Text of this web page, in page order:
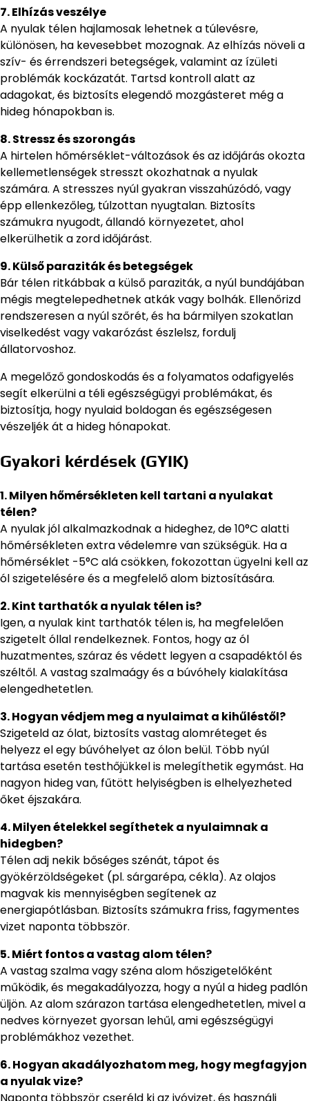
7. Elhízás veszélye
A nyulak télen hajlamosak lehetnek a túlevésre,
különösen, ha kevesebbet mozognak. Az elhízás növeli a
szív- és érrendszeri betegségek, valamint az ízületi
problémák kockázatát. Tartsd kontroll alatt az
adagokat, és biztosíts elegendő mozgásteret még a
hideg hónapokban is.
8. Stressz és szorongás
A hirtelen hőmérséklet-változások és az időjárás okozta
kellemetlenségek stresszt okozhatnak a nyulak
számára. A stresszes nyúl gyakran visszahúzódó, vagy
épp ellenkezőleg, túlzottan nyugtalan. Biztosíts
számukra nyugodt, állandó környezetet, ahol
elkerülhetik a zord időjárást.
9. Külső paraziták és betegségek
Bár télen ritkábbak a külső paraziták, a nyúl bundájában
mégis megtelepedhetnek atkák vagy bolhák. Ellenőrizd
rendszeresen a nyúl szőrét, és ha bármilyen szokatlan
viselkedést vagy vakarózást észlelsz, fordulj
állatorvoshoz.
A megelőző gondoskodás és a folyamatos odafigyelés
segít elkerülni a téli egészségügyi problémákat, és
biztosítja, hogy nyulaid boldogan és egészségesen
vészeljék át a hideg hónapokat.
Gyakori kérdések (GYIK)
1. Milyen hőmérsékleten kell tartani a nyulakat
télen?
A nyulak jól alkalmazkodnak a hideghez, de 10°C alatti
hőmérsékleten extra védelemre van szükségük. Ha a
hőmérséklet -5°C alá csökken, fokozottan ügyelni kell az
ól szigetelésére és a megfelelő alom biztosítására.
2. Kint tarthatók a nyulak télen is?
Igen, a nyulak kint tarthatók télen is, ha megfelelően
szigetelt óllal rendelkeznek. Fontos, hogy az ól
huzatmentes, száraz és védett legyen a csapadéktól és
széltől. A vastag szalmaágy és a búvóhely kialakítása
elengedhetetlen.
3. Hogyan védjem meg a nyulaimat a kihűléstől?
Szigeteld az ólat, biztosíts vastag alomréteget és
helyezz el egy búvóhelyet az ólon belül. Több nyúl
tartása esetén testhőjükkel is melegíthetik egymást. Ha
nagyon hideg van, fűtött helyiségben is elhelyezheted
őket éjszakára.
4. Milyen ételekkel segíthetek a nyulaimnak a
hidegben?
Télen adj nekik bőséges szénát, tápot és
gyökérzöldségeket (pl. sárgarépa, cékla). Az olajos
magvak kis mennyiségben segítenek az
energiapótlásban. Biztosíts számukra friss, fagymentes
vizet naponta többször.
5. Miért fontos a vastag alom télen?
A vastag szalma vagy széna alom hőszigetelőként
működik, és megakadályozza, hogy a nyúl a hideg padlón
üljön. Az alom szárazon tartása elengedhetetlen, mivel a
nedves környezet gyorsan lehűl, ami egészségügyi
problémákhoz vezethet.
6. Hogyan akadályozhatom meg, hogy megfagyjon
a nyulak vize?